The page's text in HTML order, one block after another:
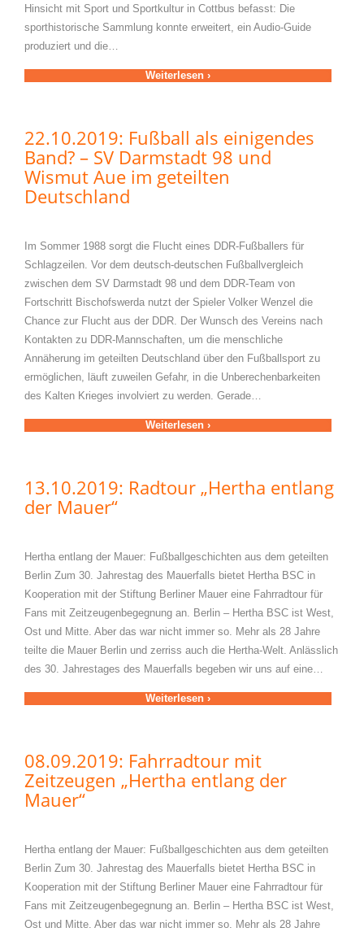
Hinsicht mit Sport und Sportkultur in Cottbus befasst: Die
sporthistorische Sammlung konnte erweitert, ein Audio-Guide
produziert und die…
Weiterlesen ›
22.10.2019: Fußball als einigendes
Band? – SV Darmstadt 98 und
Wismut Aue im geteilten
Deutschland
Im Sommer 1988 sorgt die Flucht eines DDR-Fußballers für
Schlagzeilen. Vor dem deutsch-deutschen Fußballvergleich
zwischen dem SV Darmstadt 98 und dem DDR-Team von
Fortschritt Bischofswerda nutzt der Spieler Volker Wenzel die
Chance zur Flucht aus der DDR. Der Wunsch des Vereins nach
Kontakten zu DDR-Mannschaften, um die menschliche
Annäherung im geteilten Deutschland über den Fußballsport zu
ermöglichen, läuft zuweilen Gefahr, in die Unberechenbarkeiten
des Kalten Krieges involviert zu werden. Gerade…
Weiterlesen ›
13.10.2019: Radtour „Hertha entlang
der Mauer“
Hertha entlang der Mauer: Fußballgeschichten aus dem geteilten
Berlin Zum 30. Jahrestag des Mauerfalls bietet Hertha BSC in
Kooperation mit der Stiftung Berliner Mauer eine Fahrradtour für
Fans mit Zeitzeugenbegegnung an. Berlin – Hertha BSC ist West,
Ost und Mitte. Aber das war nicht immer so. Mehr als 28 Jahre
teilte die Mauer Berlin und zerriss auch die Hertha-Welt. Anlässlich
des 30. Jahrestages des Mauerfalls begeben wir uns auf eine…
Weiterlesen ›
08.09.2019: Fahrradtour mit
Zeitzeugen „Hertha entlang der
Mauer“
Hertha entlang der Mauer: Fußballgeschichten aus dem geteilten
Berlin Zum 30. Jahrestag des Mauerfalls bietet Hertha BSC in
Kooperation mit der Stiftung Berliner Mauer eine Fahrradtour für
Fans mit Zeitzeugenbegegnung an. Berlin – Hertha BSC ist West,
Ost und Mitte. Aber das war nicht immer so. Mehr als 28 Jahre